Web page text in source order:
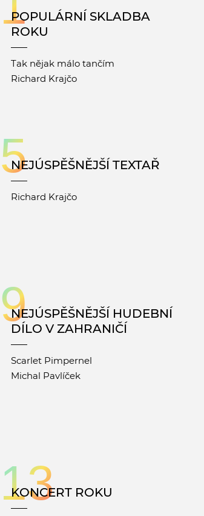
POPULÁRNÍ SKLADBA
ROKU
Tak nějak málo tančím
Richard Krajčo
5
NEJÚSPĚŠNĚJŠÍ TEXTAŘ
Richard Krajčo
9
NEJÚSPĚŠNĚJŠÍ HUDEBNÍ
DÍLO V ZAHRANIČÍ
Scarlet Pimpernel
Michal Pavlíček
13
KONCERT ROKU